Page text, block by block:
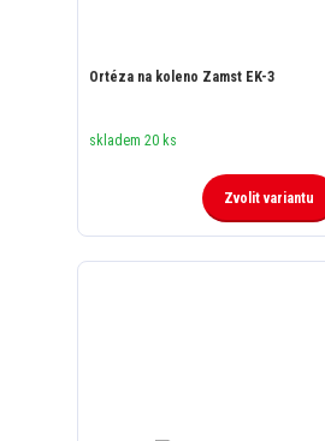
Ortéza na koleno Zamst EK-3
skladem 20 ks
Zvolit variantu